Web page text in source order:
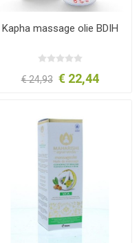
Kapha massage olie BDIH
€ 24,93 € 22,44